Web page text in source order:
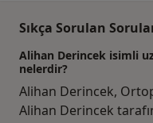
Sıkça Sorulan
Alihan Derincek isimli
nelerdir?
Alihan Derincek,
Alihan Derincek